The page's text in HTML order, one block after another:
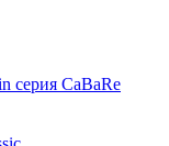
серия CaBaRe